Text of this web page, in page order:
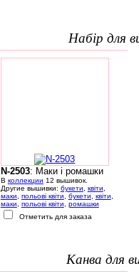
набір
N-2503: Маки і ромашки
В коллекции 12 вышивок.
Другие вышивки: букети квіти
маки
польові квіти букети квіти
маки
польові квіти
ромашки
Отметить для заказа
канва для